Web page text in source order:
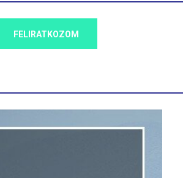
FELIRATKOZOM